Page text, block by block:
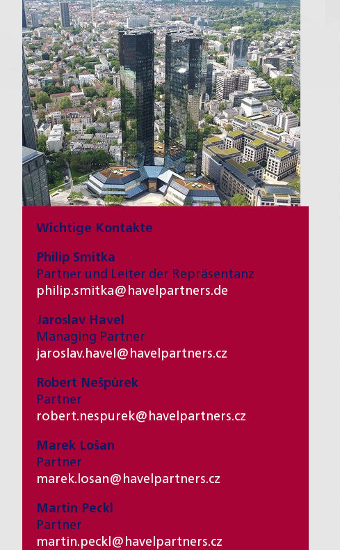
Wichtige Kontakte
Philip Smitka
Partner und Leiter der Repräsentanz
philip.smitka@havelpartners.de
Jaroslav Havel
Managing Partner
jaroslav.havel@havelpartners.cz
Robert Nešpůrek
Partner
robert.nespurek@havelpartners.cz
Marek Lošan
Partner
marek.losan@havelpartners.cz
Martin Peckl
Partner
martin.peckl@havelpartners.cz